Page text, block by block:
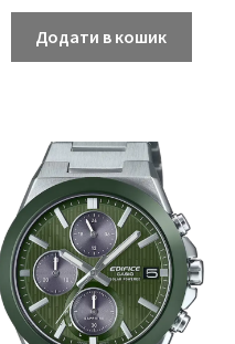
Додати в кошик